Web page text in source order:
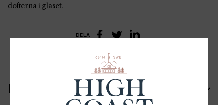
dofterna i glaset.
DELA
FacebookLinkedIn
Recept